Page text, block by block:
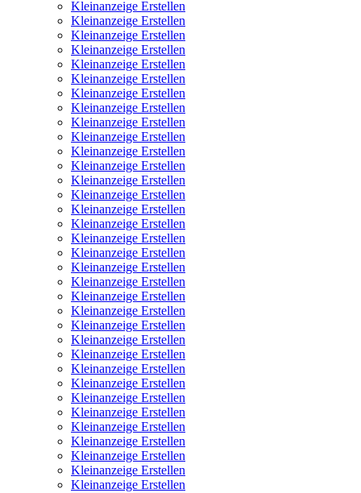
Kleinanzeige Erstellen
Kleinanzeige Erstellen
Kleinanzeige Erstellen
Kleinanzeige Erstellen
Kleinanzeige Erstellen
Kleinanzeige Erstellen
Kleinanzeige Erstellen
Kleinanzeige Erstellen
Kleinanzeige Erstellen
Kleinanzeige Erstellen
Kleinanzeige Erstellen
Kleinanzeige Erstellen
Kleinanzeige Erstellen
Kleinanzeige Erstellen
Kleinanzeige Erstellen
Kleinanzeige Erstellen
Kleinanzeige Erstellen
Kleinanzeige Erstellen
Kleinanzeige Erstellen
Kleinanzeige Erstellen
Kleinanzeige Erstellen
Kleinanzeige Erstellen
Kleinanzeige Erstellen
Kleinanzeige Erstellen
Kleinanzeige Erstellen
Kleinanzeige Erstellen
Kleinanzeige Erstellen
Kleinanzeige Erstellen
Kleinanzeige Erstellen
Kleinanzeige Erstellen
Kleinanzeige Erstellen
Kleinanzeige Erstellen
Kleinanzeige Erstellen
Kleinanzeige Erstellen